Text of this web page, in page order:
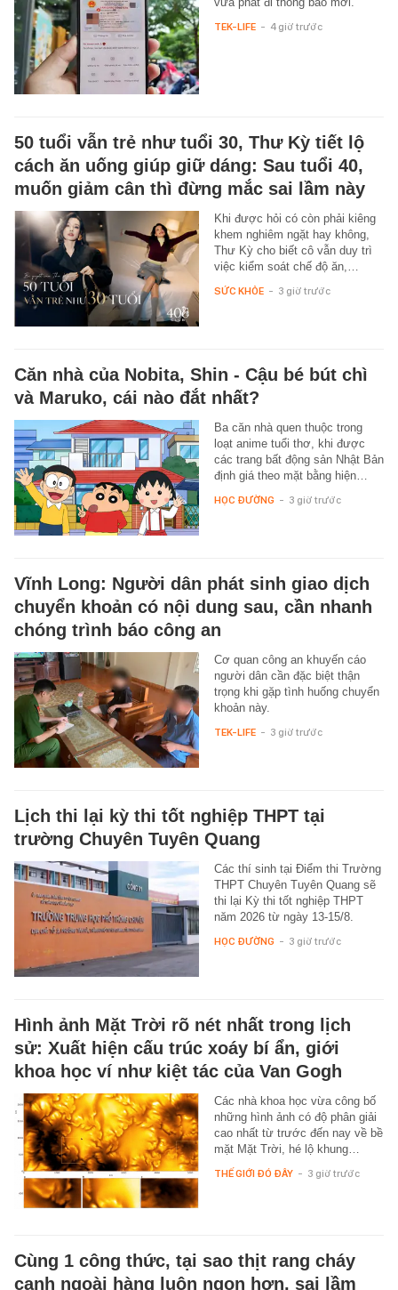
TEK-LIFE - 4 giờ trước
50 tuổi vẫn trẻ như tuổi 30, Thư Kỳ tiết lộ
cách ăn uống giúp giữ dáng: Sau tuổi 40,
muốn giảm cân thì đừng mắc sai lầm này
Khi được hỏi có còn phải kiêng
khem nghiêm ngặt hay không,
Thư Kỳ cho biết cô vẫn duy trì
việc kiểm soát chế độ ăn,…
SỨC KHỎE - 3 giờ trước
Căn nhà của Nobita, Shin - Cậu bé bút chì
và Maruko, cái nào đắt nhất?
Ba căn nhà quen thuộc trong
loạt anime tuổi thơ, khi được
các trang bất động sản Nhật Bản
định giá theo mặt bằng hiện…
HỌC ĐƯỜNG - 3 giờ trước
Vĩnh Long: Người dân phát sinh giao dịch
chuyển khoản có nội dung sau, cần nhanh
chóng trình báo công an
Cơ quan công an khuyến cáo
người dân cần đặc biệt thận
trọng khi gặp tình huống chuyển
khoản này.
TEK-LIFE - 3 giờ trước
Lịch thi lại kỳ thi tốt nghiệp THPT tại
trường Chuyên Tuyên Quang
Các thí sinh tại Điểm thi Trường
THPT Chuyên Tuyên Quang sẽ
thi lại Kỳ thi tốt nghiệp THPT
năm 2026 từ ngày 13-15/8.
HỌC ĐƯỜNG - 3 giờ trước
Hình ảnh Mặt Trời rõ nét nhất trong lịch
sử: Xuất hiện cấu trúc xoáy bí ẩn, giới
khoa học ví như kiệt tác của Van Gogh
Các nhà khoa học vừa công bố
những hình ảnh có độ phân giải
cao nhất từ trước đến nay về bề
mặt Mặt Trời, hé lộ khung…
THẾ GIỚI ĐÓ ĐÂY - 3 giờ trước
Cùng 1 công thức, tại sao thịt rang cháy
cạnh ngoài hàng luôn ngon hơn, sai lầm